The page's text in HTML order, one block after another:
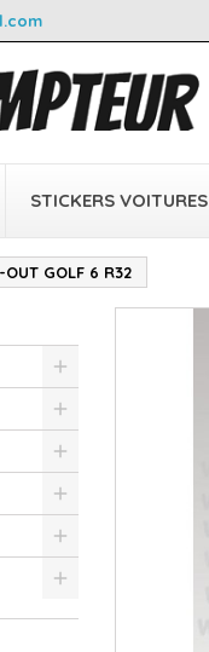
STICKERS VOITURES
GOLF 6 R32